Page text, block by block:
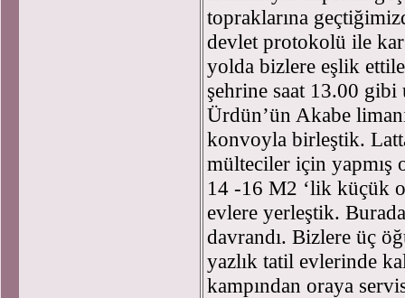
topraklarına
devlet protokolü ile
yolda bizlere eşlik
şehrine saat 13.00 gibi
Ürdün’ün Akabe
konvoyla birleştik.
mülteciler için yapmış
14 -16 M2 ‘lik küçük
evlere yerleştik.
davrandı. Bizlere üç
yazlık tatil evlerinde
kampından oraya